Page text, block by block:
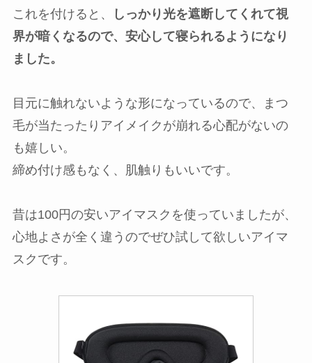
これを付けると、
しっかり光を遮断してくれて視
界が暗くなるので、安心して寝られるようになり
ました。
目元に触れないような形になっているので、まつ
毛が当たったりアイメイクが崩れる心配がないの
も嬉しい。
締め付け感もなく、肌触りもいいです。
昔は100円の安いアイマスクを使っていましたが、
心地よさが全く違うのでぜひ試して欲しいアイマ
スクです。